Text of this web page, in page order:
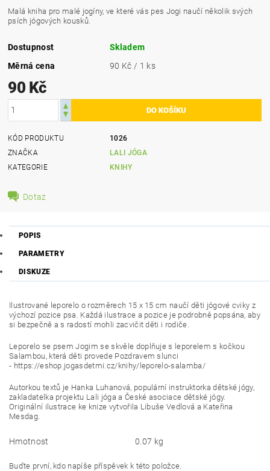
Malá kniha pro malé jogíny, ve které vás pes Jogi naučí několik svých
psích jógových kousků.
Dostupnost
Skladem
Měrná cena
90 Kč / 1 ks
90 Kč
KÓD PRODUKTU
1026
ZNAČKA
LALI JÓGA
KATEGORIE
KNIHY
Dotaz
POPIS
PARAMETRY
DISKUZE
Ilustrované leporelo o rozměrech 15 x 15 cm naučí děti jógové cviky z
výchozí pozice psa. Každá ilustrace a pozice je podrobně popsána, aby
si bezpečně a s radostí mohli zacvičit děti i rodiče.
Leporelo se psem Jogim se skvěle doplňuje s leporelem s kočkou
Salambou, která děti provede Pozdravem slunci
- https://eshop.jogasdetmi.cz/knihy/leporelo-salamba/
Autorkou textů je Hanka Luhanová, populární instruktorka dětské jógy,
zakladatelka projektu Lali jóga a České asociace dětské jógy.
Originální ilustrace ke knize vytvořila Libuše Vedlová a Kateřina
Mesdag.
Hmotnost 0.07 kg
Buďte první, kdo napíše příspěvek k této položce.